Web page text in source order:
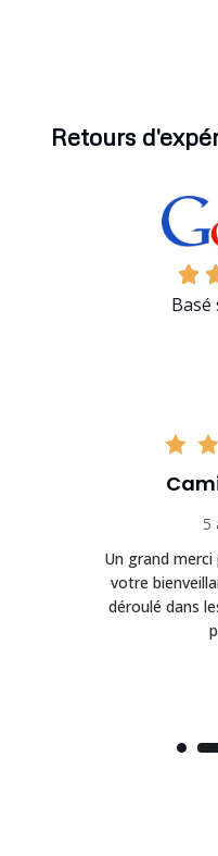
Retours
Basé
5
Un grand
votre
déroulé dans